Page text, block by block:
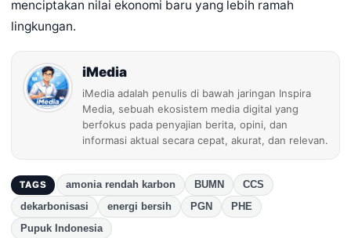
menciptakan nilai ekonomi baru yang lebih ramah
lingkungan.
iMedia
iMedia adalah penulis di bawah jaringan Inspira
Media, sebuah ekosistem media digital yang
berfokus pada penyajian berita, opini, dan
informasi aktual secara cepat, akurat, dan relevan.
TAGS amonia rendah karbon BUMN
CCS
dekarbonisasi
energi bersih PGN
PHE
Pupuk Indonesia